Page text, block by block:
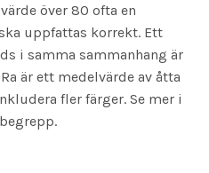
över 80 ofta en
uppfattas korrekt. Ett
i samma sammanhang är
är ett medelvärde av åtta
fler färger. Se mer i